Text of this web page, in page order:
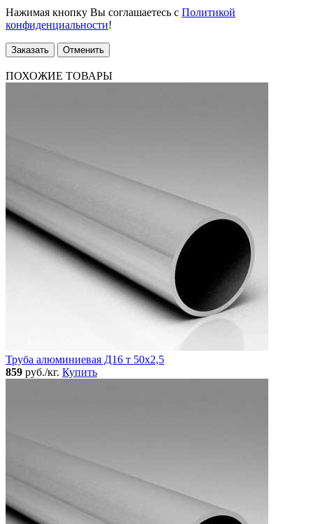
Нажимая кнопку Вы соглашаетесь с Политикой
конфиденциальности!
Заказать Отменить
ПОХОЖИЕ ТОВАРЫ
Труба алюминиевая Д16 т 50х2,5
859 руб./кг. Купить